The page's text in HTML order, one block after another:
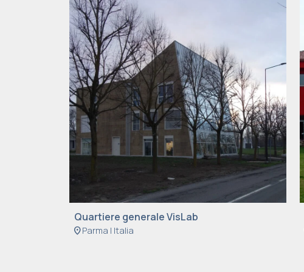
Quartiere generale VisLab
location_onParma | Italia